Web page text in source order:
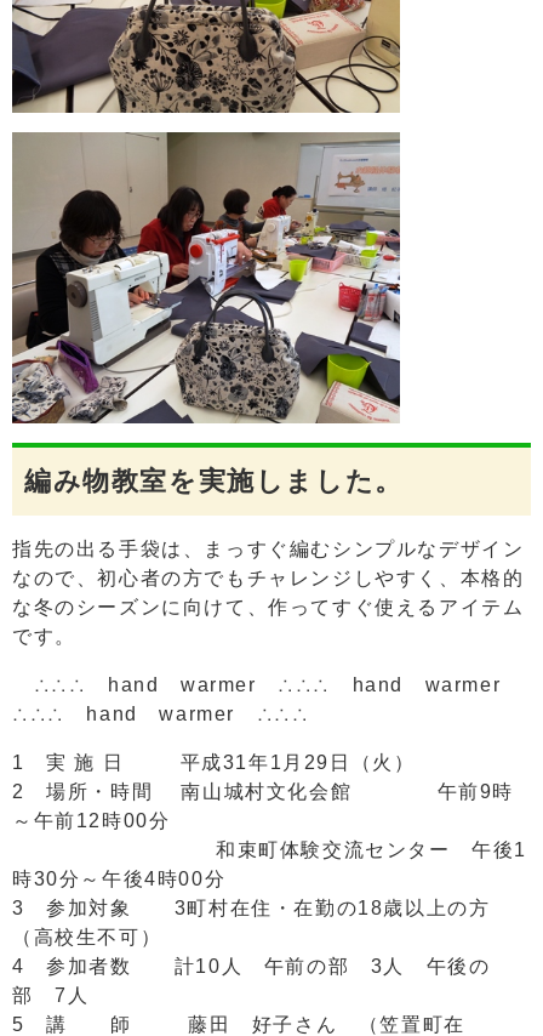
編み物教室を実施しました。
指先の出る手袋は、まっすぐ編むシンプルなデザイン
なので、初心者の方でもチャレンジしやすく、本格的
な冬のシーズンに向けて、作ってすぐ使えるアイテム
です。
∴∴∴ hand warmer ∴∴∴ hand warmer
∴∴∴ hand warmer ∴∴∴
1 実 施 日 平成31年1月29日（火）
2 場所・時間 南山城村文化会館 午前9時
～午前12時00分
和束町体験交流センター 午後1
時30分～午後4時00分
3 参加対象 3町村在住・在勤の18歳以上の方
（高校生不可）
4 参加者数 計10人 午前の部 3人 午後の
部 7人
5 講 師 藤田 好子さん （笠置町在